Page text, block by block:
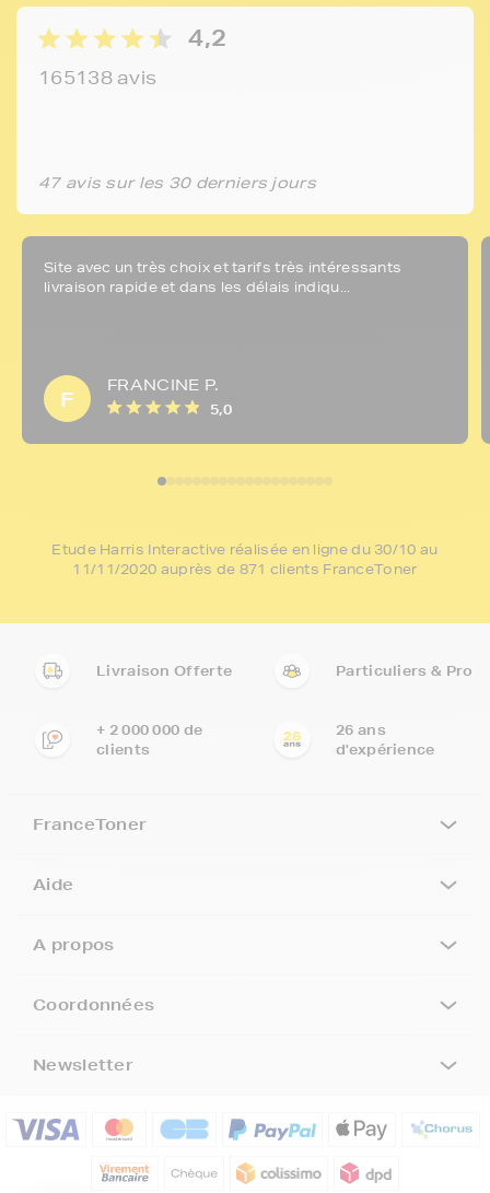
4,2
165138 avis
47 avis sur les 30 derniers jours
Site avec un très choix et tarifs très intéressants
livraison rapide et dans les délais indiqu...
F
FRANCINE P.
5,0
Etude Harris Interactive réalisée en ligne du 30/10 au
11/11/2020 auprès de 871 clients FranceToner
Livraison Offerte Particuliers & Pro
+ 2 000 000 de
clients
26 ans
d'expérience
FranceToner
Aide
A propos
Coordonnées
Newsletter
Inscrivez-vous à notre newsletter, suivez notre actualité et